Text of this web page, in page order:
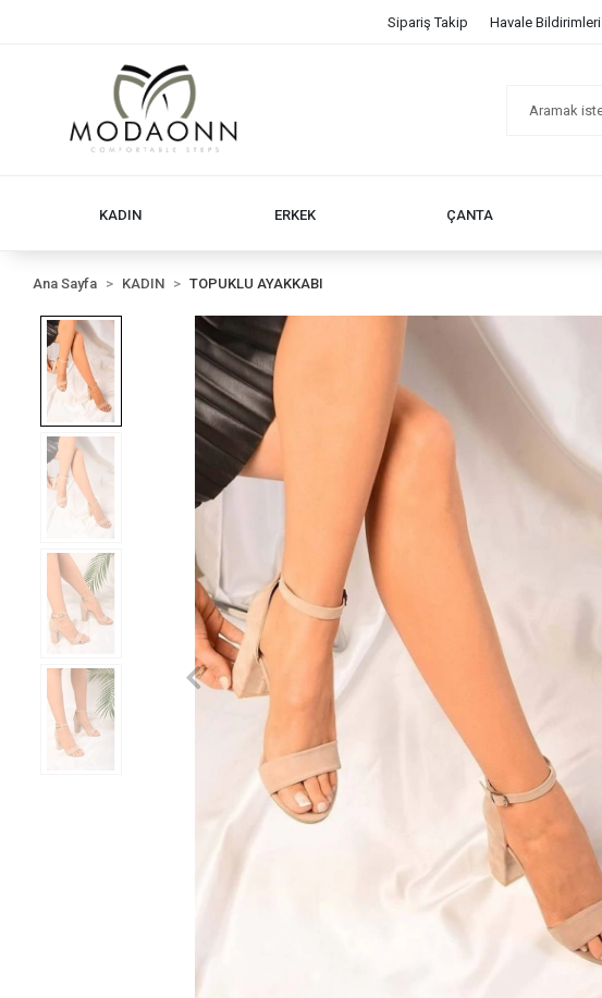
Sipariş Takip Havale Bildirimleri
KADIN ERKEK ÇANTA
Ana Sayfa KADIN TOPUKLU AYAKKABI